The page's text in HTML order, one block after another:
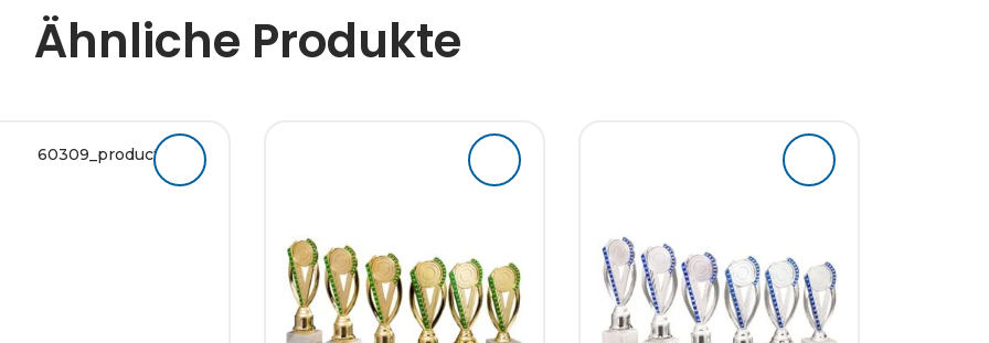
Ähnliche Produkte